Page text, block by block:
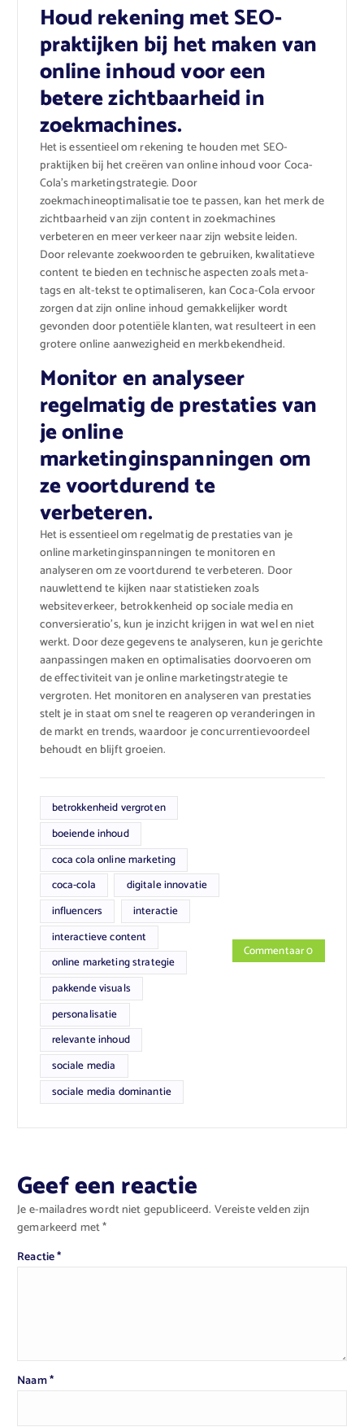
Houd rekening met SEO-
praktijken bij het maken van
online inhoud voor een
betere zichtbaarheid in
zoekmachines.
Het is essentieel om rekening te houden met SEO-
praktijken bij het creëren van online inhoud voor Coca-
Cola’s marketingstrategie. Door
zoekmachineoptimalisatie toe te passen, kan het merk de
zichtbaarheid van zijn content in zoekmachines
verbeteren en meer verkeer naar zijn website leiden.
Door relevante zoekwoorden te gebruiken, kwalitatieve
content te bieden en technische aspecten zoals meta-
tags en alt-tekst te optimaliseren, kan Coca-Cola ervoor
zorgen dat zijn online inhoud gemakkelijker wordt
gevonden door potentiële klanten, wat resulteert in een
grotere online aanwezigheid en merkbekendheid.
Monitor en analyseer
regelmatig de prestaties van
je online
marketinginspanningen om
ze voortdurend te
verbeteren.
Het is essentieel om regelmatig de prestaties van je
online marketinginspanningen te monitoren en
analyseren om ze voortdurend te verbeteren. Door
nauwlettend te kijken naar statistieken zoals
websiteverkeer, betrokkenheid op sociale media en
conversieratio’s, kun je inzicht krijgen in wat wel en niet
werkt. Door deze gegevens te analyseren, kun je gerichte
aanpassingen maken en optimalisaties doorvoeren om
de effectiviteit van je online marketingstrategie te
vergroten. Het monitoren en analyseren van prestaties
stelt je in staat om snel te reageren op veranderingen in
de markt en trends, waardoor je concurrentievoordeel
behoudt en blijft groeien.
betrokkenheid vergroten
boeiende inhoud
coca cola online marketing
coca-cola
digitale innovatie
influencers
interactie
interactieve content
online marketing strategie
pakkende visuals
personalisatie
relevante inhoud
sociale media
sociale media dominantie
Commentaar 0
Geef een reactie
Je e-mailadres wordt niet gepubliceerd. Vereiste velden zijn
gemarkeerd met*
Reactie*
Naam*